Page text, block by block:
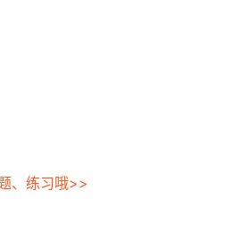
、练习哦>>